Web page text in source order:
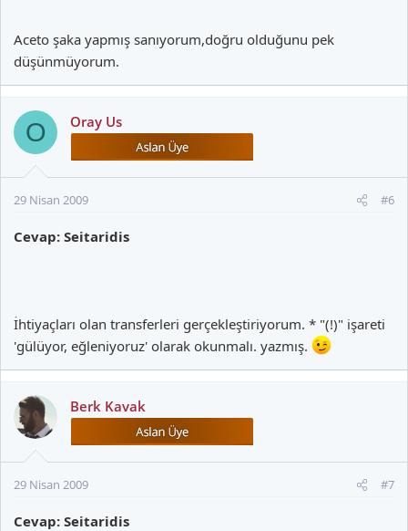
Aceto şaka yapmış sanıyorum,doğru olduğunu pek
düşünmüyorum.
O Oray Us
29 Nisan 2009 #6
Cevap: Seitaridis
İhtiyaçları olan transferleri gerçekleştiriyorum. * "(!)" işareti
'gülüyor, eğleniyoruz' olarak okunmalı. yazmış.
Berk Kavak
29 Nisan 2009 #7
Cevap: Seitaridis